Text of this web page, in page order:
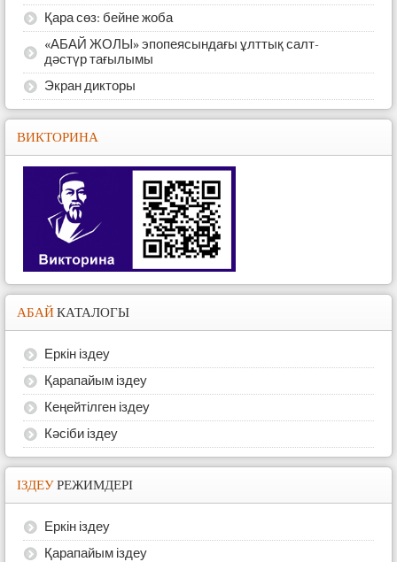
Қара сөз: бейне жоба
«АБАЙ ЖОЛЫ» эпопеясындағы ұлттық салт-
дәстүр тағылымы
Экран дикторы
ВИКТОРИНА
АБАЙКАТАЛОГЫ
Еркін іздеу
Қарапайым іздеу
Кеңейтілген іздеу
Кәсіби іздеу
ІЗДЕУРЕЖИМДЕРІ
Еркін іздеу
Қарапайым іздеу